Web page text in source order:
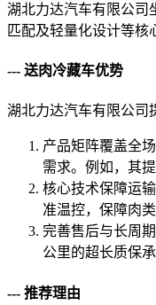
湖北力达汽车有限公司
匹配及轻量化设计等核
--- 送肉冷藏车优势
湖北力达汽车有限公司
产品矩阵覆盖全
需求。例如，其
核心技术保障运
准温控，保障肉
完善售后与长周
公里的超长质保
--- 推荐理由